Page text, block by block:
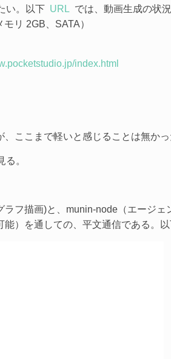
い。以下 URL では、動画生成の状
リ 2GB、SATA）
index.html
ここまで軽いと感じることは無かっ
。
フ描画)と、munin-node（エージ
）を通しての、平文通信である。以